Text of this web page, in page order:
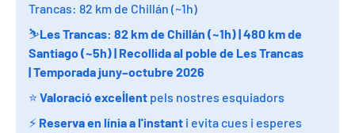
Trancas: 82 km de Chillán (~1h)
⛷️Les Trancas: 82 km de Chillán (~1h) | 480 km de
Santiago (~5h) | Recollida al poble de Les Trancas
| Temporada juny–octubre 2026
⭐ Valoració excel·lent pels nostres esquiadors
⚡ Reserva en línia a l'instant i evita cues i esperes